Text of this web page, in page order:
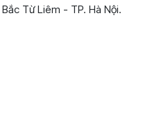
Từ Liêm - TP. Hà Nội.